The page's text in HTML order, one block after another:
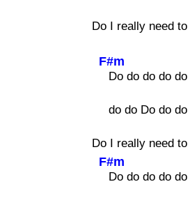
Do I really need
F#m
Do do do do do
do do Do do do
Do I really need
F#m
Do do do do do